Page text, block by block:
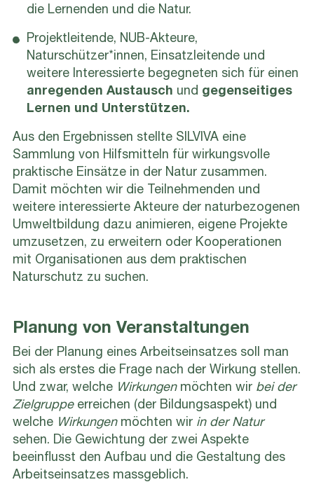
die Lernenden und die Natur.
Projektleitende, NUB-Akteure,
Naturschützer*innen, Einsatzleitende und
weitere Interessierte begegneten sich für einen
anregenden Austausch und gegenseitiges
Lernen und Unterstützen.
Aus den Ergebnissen stellte SILVIVA eine
Sammlung von Hilfsmitteln für wirkungsvolle
praktische Einsätze in der Natur zusammen.
Damit möchten wir die Teilnehmenden und
weitere interessierte Akteure der naturbezogenen
Umweltbildung dazu animieren, eigene Projekte
umzusetzen, zu erweitern oder Kooperationen
mit Organisationen aus dem praktischen
Naturschutz zu suchen.
Planung von Veranstaltungen
Bei der Planung eines Arbeitseinsatzes soll man
sich als erstes die Frage nach der Wirkung stellen.
Und zwar, welche Wirkungenmöchten wir bei der
Zielgruppeerreichen (der Bildungsaspekt) und
welche Wirkungenmöchten wir in der Natur
sehen. Die Gewichtung der zwei Aspekte
beeinflusst den Aufbau und die Gestaltung des
Arbeitseinsatzes massgeblich.